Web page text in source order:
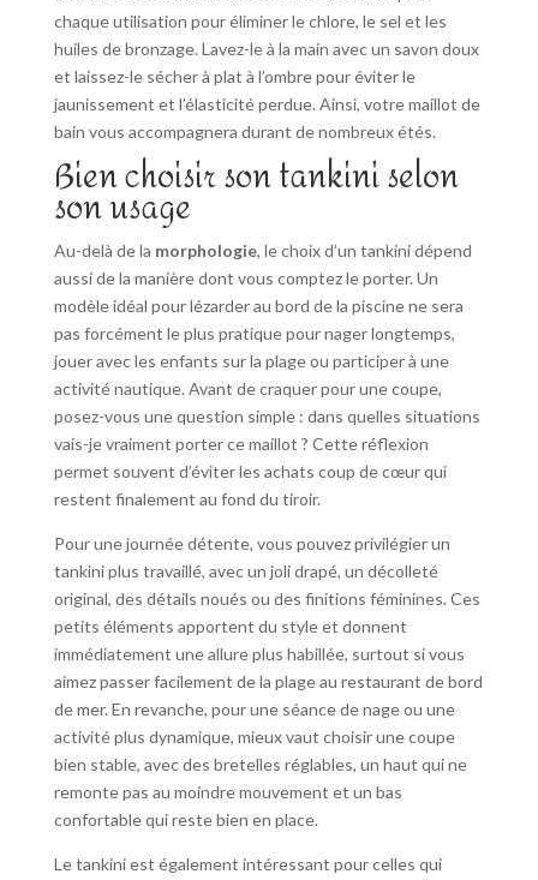
chaque utilisation pour éliminer le chlore, le sel et les
huiles de bronzage. Lavez-le à la main avec un savon doux
et laissez-le sécher à plat à l’ombre pour éviter le
jaunissement et l’élasticité perdue. Ainsi, votre maillot de
bain vous accompagnera durant de nombreux étés.
Bien choisir son tankini selon
son usage
Au-delà de la morphologie, le choix d’un tankini dépend
aussi de la manière dont vous comptez le porter. Un
modèle idéal pour lézarder au bord de la piscine ne sera
pas forcément le plus pratique pour nager longtemps,
jouer avec les enfants sur la plage ou participer à une
activité nautique. Avant de craquer pour une coupe,
posez-vous une question simple : dans quelles situations
vais-je vraiment porter ce maillot ? Cette réflexion
permet souvent d’éviter les achats coup de cœur qui
restent finalement au fond du tiroir.
Pour une journée détente, vous pouvez privilégier un
tankini plus travaillé, avec un joli drapé, un décolleté
original, des détails noués ou des finitions féminines. Ces
petits éléments apportent du style et donnent
immédiatement une allure plus habillée, surtout si vous
aimez passer facilement de la plage au restaurant de bord
de mer. En revanche, pour une séance de nage ou une
activité plus dynamique, mieux vaut choisir une coupe
bien stable, avec des bretelles réglables, un haut qui ne
remonte pas au moindre mouvement et un bas
confortable qui reste bien en place.
Le tankini est également intéressant pour celles qui